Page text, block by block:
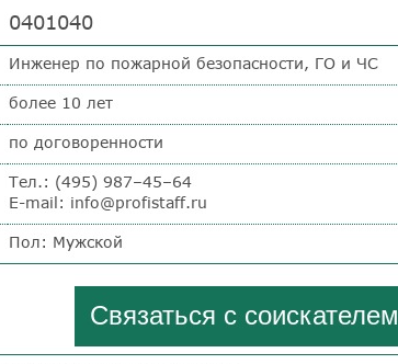
0401040
Инженер по пожарной безопасности, ГО и ЧС
более 10 лет
по договоренности
Тел.: (495) 987–45–64
E-mail: info@profistaff.ru
Пол: Мужской
Связаться с соискателем